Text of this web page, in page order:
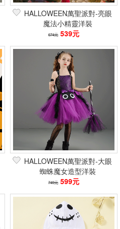
HALLOWEEN萬聖派對-亮眼
魔法小精靈洋裝
674元 539元
HALLOWEEN萬聖派對-大眼
蜘蛛魔女造型洋裝
749元 599元